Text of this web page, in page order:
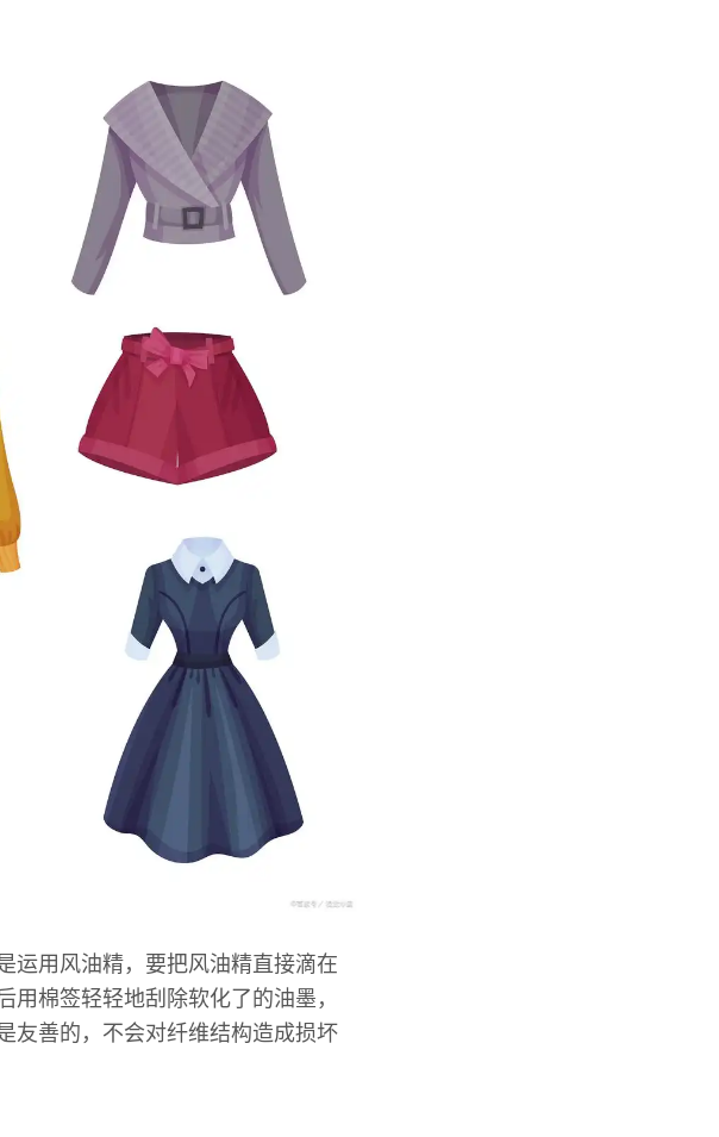
运用风油精，要把风油精直接滴在
棉签轻轻地刮除软化了的油墨，
友善的，不会对纤维结构造成损坏